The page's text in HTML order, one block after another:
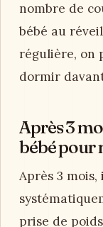
nombre de
bébé au
régulière, on
dormir
Après 3
bébé pour
Après 3
prise de